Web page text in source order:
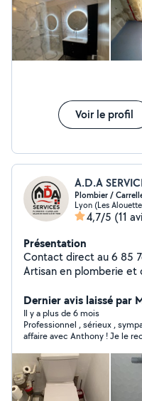
Voir le profil
A.D.A
Plombier /
Lyon (Les
4,7/5 (11
Présentation
Contact direct au 6 85 76 64 43 réponse
Artisan en plomberie et
réalise le dépannage
rénovation de salles de
pose de carrelage et faïence. Travail
rapide, avec un
début à la fin du projet. Intervention sur Vienne, Lyon et
alentours. Bénéficiez de -10 % sur votre devis en laissant
un avis 5 étoiles.
Dernier avis laissé par
Il y a plus de 6 mois
Professionnel , sérieux ,
affaire avec Anthony ! Je le